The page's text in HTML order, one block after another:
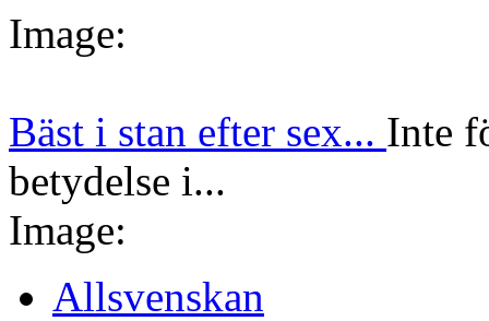
Image:
Bäst i stan efter sex... Inte
betydelse i...
Image:
Allsvenskan